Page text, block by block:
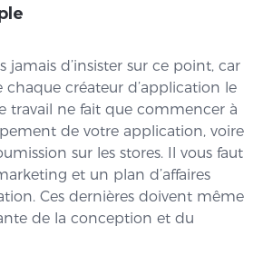
jamais d’insister sur ce point, car
chaque créateur d’application le
travail ne fait que commencer à
de votre application, voire
sur les stores. Il vous faut
et un plan d’affaires
Ces dernières doivent même
de la conception et du